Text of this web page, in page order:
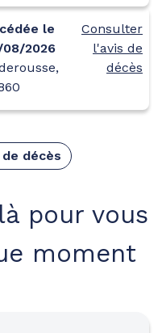
le
08/2026
Consulter
l'avis de
décès
décès
pour vous
moment